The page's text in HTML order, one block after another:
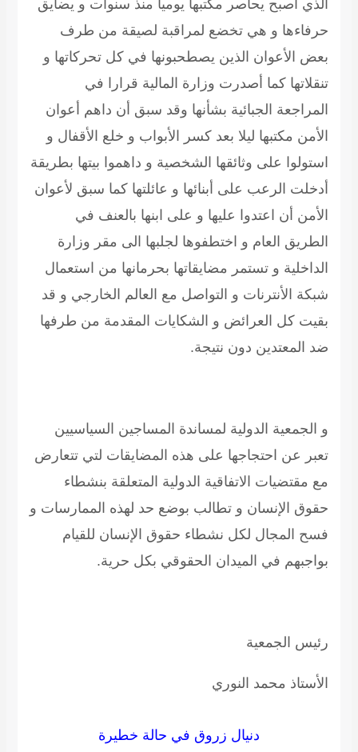
الذي أصبح يحاصر مكتبها يوميا منذ سنوات و يضايق
حرفاءها و هي تخضع لمراقبة لصيقة من طرف
بعض الأعوان الذين يصطحبونها في كل تحركاتها و
تنقلاتها كما أصدرت وزارة المالية قرارا في
المراجعة الجبائية بشأنها وقد سبق أن داهم أعوان
الأمن مكتبها ليلا بعد كسر الأبواب و خلع الأقفال و
استولوا على وثائقها الشخصية و داهموا بيتها بطريقة
أدخلت الرعب على أبنائها و عائلتها كما سبق لأعوان
الأمن أن اعتدوا عليها و على ابنها بالعنف في
الطريق العام و اختطفوها لجلبها الى مقر وزارة
الداخلية و تستمر مضايقاتها بحرمانها من استعمال
شبكة الأنترنات و التواصل مع العالم الخارجي و قد
بقيت كل العرائض و الشكايات المقدمة من طرفها
ضد المعتدين دون نتيجة.
و الجمعية الدولية لمساندة المساجين السياسيين
تعبر عن احتجاجها على هذه المضايقات لتي تتعارض
مع مقتضيات الاتفاقية الدولية المتعلقة بنشطاء
حقوق الإنسان و تطالب بوضع حد لهذه الممارسات و
فسح المجال لكل نشطاء حقوق الإنسان للقيام
بواجبهم في الميدان الحقوقي بكل حرية.
رئيس الجمعية
الأستاذ محمد النوري
دنيال زروق في حالة خطيرة